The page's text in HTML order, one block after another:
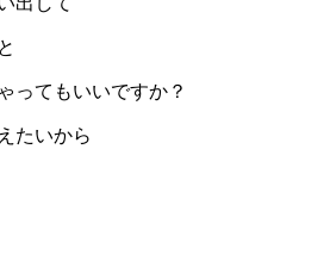
ってもいいですか？
たいから